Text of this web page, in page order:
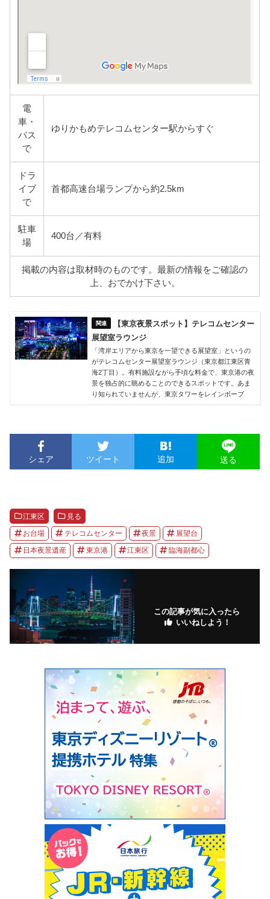
電
車・
バス
で
ゆりかもめテレコムセンター駅からすぐ
ドラ
イブ
で
首都高速台場ランプから約2.5km
駐車
場
400台／有料
掲載の内容は取材時のものです。最新の情報をご確認の
上、おでかけ下さい。
【東京夜景スポット】テレコムセンター
展望室ラウンジ
「湾岸エリアから東京を一望できる展望室」というの
がテレコムセンター展望室ラウンジ（東京都江東区青
海2丁目）。有料施設ながら手頃な料金で、東京港の夜
景を独占的に眺めることのできるスポットです。あま
り知られていませんが、東京タワーをレインボーブ
シェア ツイート 追加 送る
江東区 見る
お台場 テレコムセンター 夜景 展望台
日本夜景遺産 東京港 江東区 臨海副都心
この記事が気に入ったら
いいねしよう！